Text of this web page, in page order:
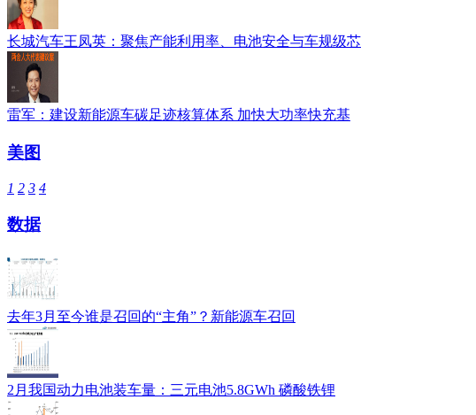
长城汽车王凤英：聚焦产能利用率、电池安全与车规级芯
雷军：建设新能源车碳足迹核算体系 加快大功率快充基
美图
1 2 3 4
数据
去年3月至今谁是召回的“主角”？新能源车召回
2月我国动力电池装车量：三元电池5.8GWh 磷酸铁锂